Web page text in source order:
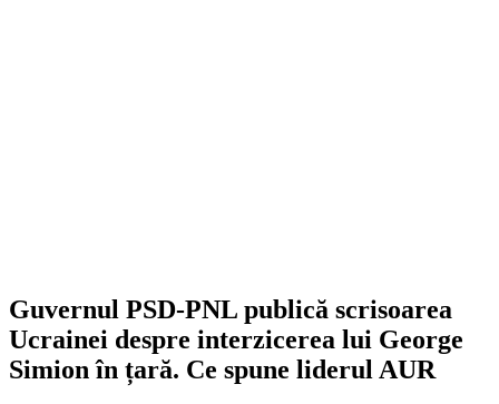
Guvernul PSD-PNL publică scrisoarea
Ucrainei despre interzicerea lui George
Simion în țară. Ce spune liderul AUR